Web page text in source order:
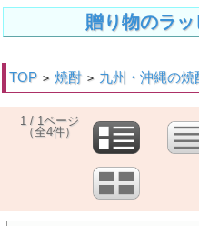
贈り物のラ
TOP > 焼酎 > 九州・沖縄の焼
1 / 1ページ
（全4件）